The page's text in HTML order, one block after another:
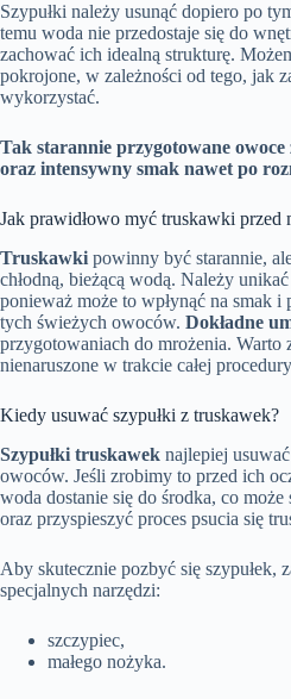
Szypułki należy usunąć dopiero po
temu woda nie przedostaje się do
zachować ich idealną strukturę.
pokrojone, w zależności od tego, jak
wykorzystać.
Tak starannie przygotowane owoce
oraz intensywny smak nawet po
Jak prawidłowo myć truskawki przed
Truskawki powinny być starannie,
chłodną, bieżącą wodą. Należy
ponieważ może to wpłynąć na smak i
tych świeżych owoców. Dokładne
przygotowaniach do mrożenia. Warto
nienaruszone w trakcie całej
Kiedy usuwać szypułki z truskawek?
Szypułki truskawek najlepiej
owoców. Jeśli zrobimy to przed ich
woda dostanie się do środka, co
oraz przyspieszyć proces psucia się
Aby skutecznie pozbyć się szypułek,
specjalnych narzędzi:
szczypiec,
małego nożyka.